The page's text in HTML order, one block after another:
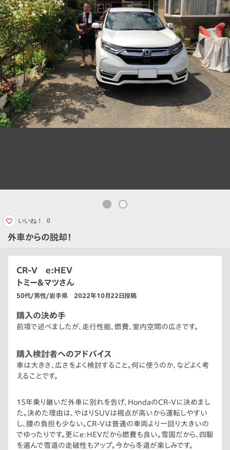
外車からの脱却！
いいね！ 0
CR-V e:HEV
トミー&マツさん
50代/男性/岩手県 2022年10月22日投稿
購入の決め手
前項で述べましたが、走行性能、燃費、室内空間の広さです。
購入検討者へのアドバイス
車は大きさ、広さをよく検討すること。何に使うのか、などよく考
えることです。
15年乗り継いだ外車に別れを告げ、HondaのCR-Vに決めまし
た。決めた理由は、やはりSUVは視点が高いから運転しやすい
し、腰の負担も少ない。CR-Vは普通の車両より一回り大きいの
でゆったりです。更にe:HEVだから燃費も良い。雪国だから、四駆
を選んで雪道の走破性もアップ。今から冬道が楽しみです。